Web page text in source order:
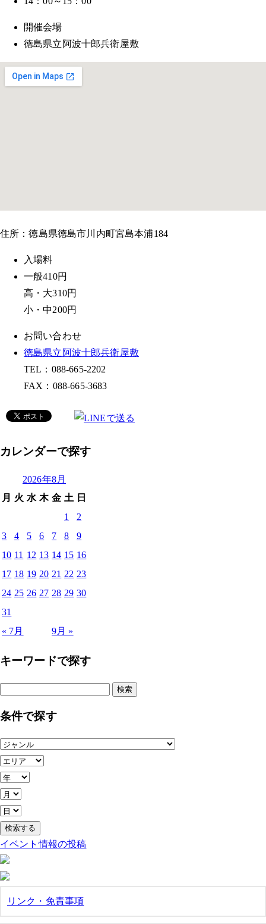
開催会場
徳島県立阿波十郎兵衛屋敷
住所：徳島県徳島市川内町宮島本浦184
入場料
一般410円
高・大310円
小・中200円
お問い合わせ
徳島県立阿波十郎兵衛屋敷
TEL：088-665-2202
FAX：088-665-3683
カレンダーで探す
2026年8月
月 火 水 木 金 土 日
« 7月 9月 »
1
2
3
4 5 6 7 8
9
10 11 12 13 14 15 16
17 18 19 20 21 22 23
24 25 26 27 28 29 30
31
キーワードで探す
条件で探す
イベント情報の投稿
リンク・免責事項